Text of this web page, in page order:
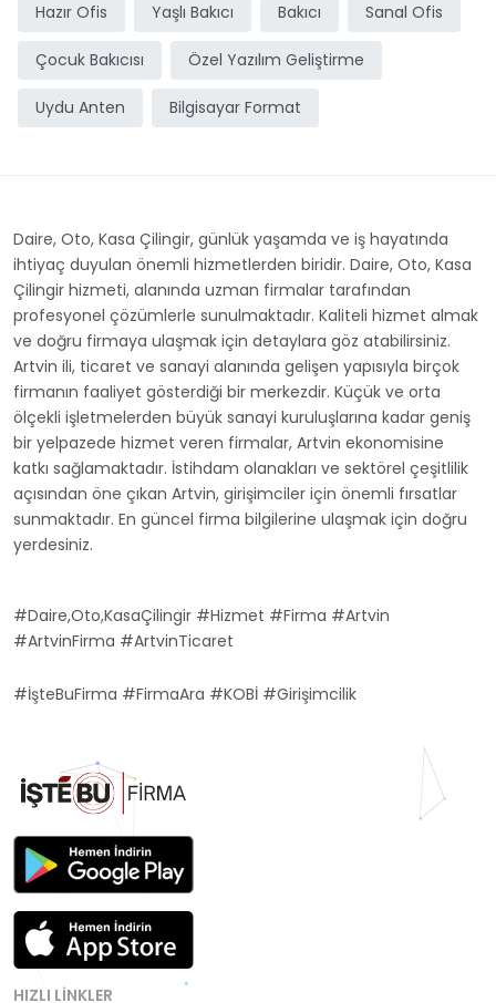
Hazır Ofis Yaşlı Bakıcı Bakıcı Sanal Ofis
Çocuk Bakıcısı Özel Yazılım Geliştirme
Uydu Anten Bilgisayar Format
Daire, Oto, Kasa Çilingir, günlük yaşamda ve iş hayatında
ihtiyaç duyulan önemli hizmetlerden biridir. Daire, Oto, Kasa
Çilingir hizmeti, alanında uzman firmalar tarafından
profesyonel çözümlerle sunulmaktadır. Kaliteli hizmet almak
ve doğru firmaya ulaşmak için detaylara göz atabilirsiniz.
Artvin ili, ticaret ve sanayi alanında gelişen yapısıyla birçok
firmanın faaliyet gösterdiği bir merkezdir. Küçük ve orta
ölçekli işletmelerden büyük sanayi kuruluşlarına kadar geniş
bir yelpazede hizmet veren firmalar, Artvin ekonomisine
katkı sağlamaktadır. İstihdam olanakları ve sektörel çeşitlilik
açısından öne çıkan Artvin, girişimciler için önemli fırsatlar
sunmaktadır. En güncel firma bilgilerine ulaşmak için doğru
yerdesiniz.
#Daire,Oto,KasaÇilingir #Hizmet #Firma #Artvin
#ArtvinFirma #ArtvinTicaret
#İşteBuFirma #FirmaAra #KOBİ #Girişimcilik
HIZLI LINKLER